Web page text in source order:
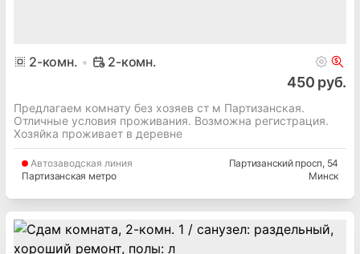
2-комн. 2-комн.
450 руб.
Предлагаем комнату без хозяев ст м Партизанская.
Отличные условия проживания. Возможна регистрация.
Хозяйка проживает в деревне
Автозаводская линия
Партизанская метро
Партизанский просп, 54
Минск